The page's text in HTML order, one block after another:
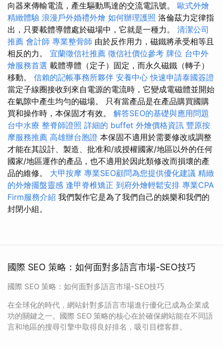
向器來傳輸電流，產生驅動馬達的交流電訊號。 歐式外燴
精緻體驗 浪漫戶外婚禮外燴 如何辦理護照 洛倫茲力定律指
出，只要載體導體處於磁場中，它就是一種力。 清潔公司
推薦 會計師 專業整骨師 由於反作用力，磁鐵將承受相等且
相反的力。 宜蘭徵信社推薦 徵信社價位參考 牌位 台中外
燴服務首選 載體導體（定子）固定，而永久磁鐵（轉子）
移動。 信賴的記帳事務所夥伴 安養中心 快速申請泰國簽證
當定子線圈接收到來自電源的電流時，它變成電磁體並開始
在氣隙中產生均勻的磁場。 只有當產品是在產品購買國購
買和操作時，本保固才有效。 解答SEO的基礎與應用問題
台中水療 整脊師證照 詳細的 buffet 外燴價格資訊 豐原按
摩服務推薦 高雄辦台胞證 本保固不適用於需要修改或調整
才能在其設計、製造、批准和/或授權國家/地區以外的任何
國家/地區運作的產品，也不適用於因此類修改而損壞的產
品的維修。 大甲按摩 專業SEO顧問為您提供優化建議 精緻
的外燴擺盤靈感 逢甲脊椎矯正 到府外燴輕鬆安排 專業CPA
Firm服務介紹 我們製作它是為了我們自己的娛樂和我們的
封閉小組。
國際 SEO 策略：如何面對多語言市場-SEO技巧
國際 SEO 策略：如何面對多語言市場-SEO技巧
在全球化的時代，網站針對多語言市場進行優化已成為企業成
功的關鍵之一。國際 SEO 策略的核心在於確保網站能在不同語
言和地區的搜尋引擎中取得良好排名，吸引目標客群。